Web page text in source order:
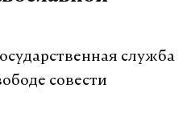
служба
совести